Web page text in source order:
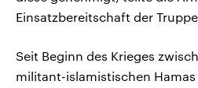
Einsatzbereitschaft der
Seit Beginn des Krieges
militant-islamistischen